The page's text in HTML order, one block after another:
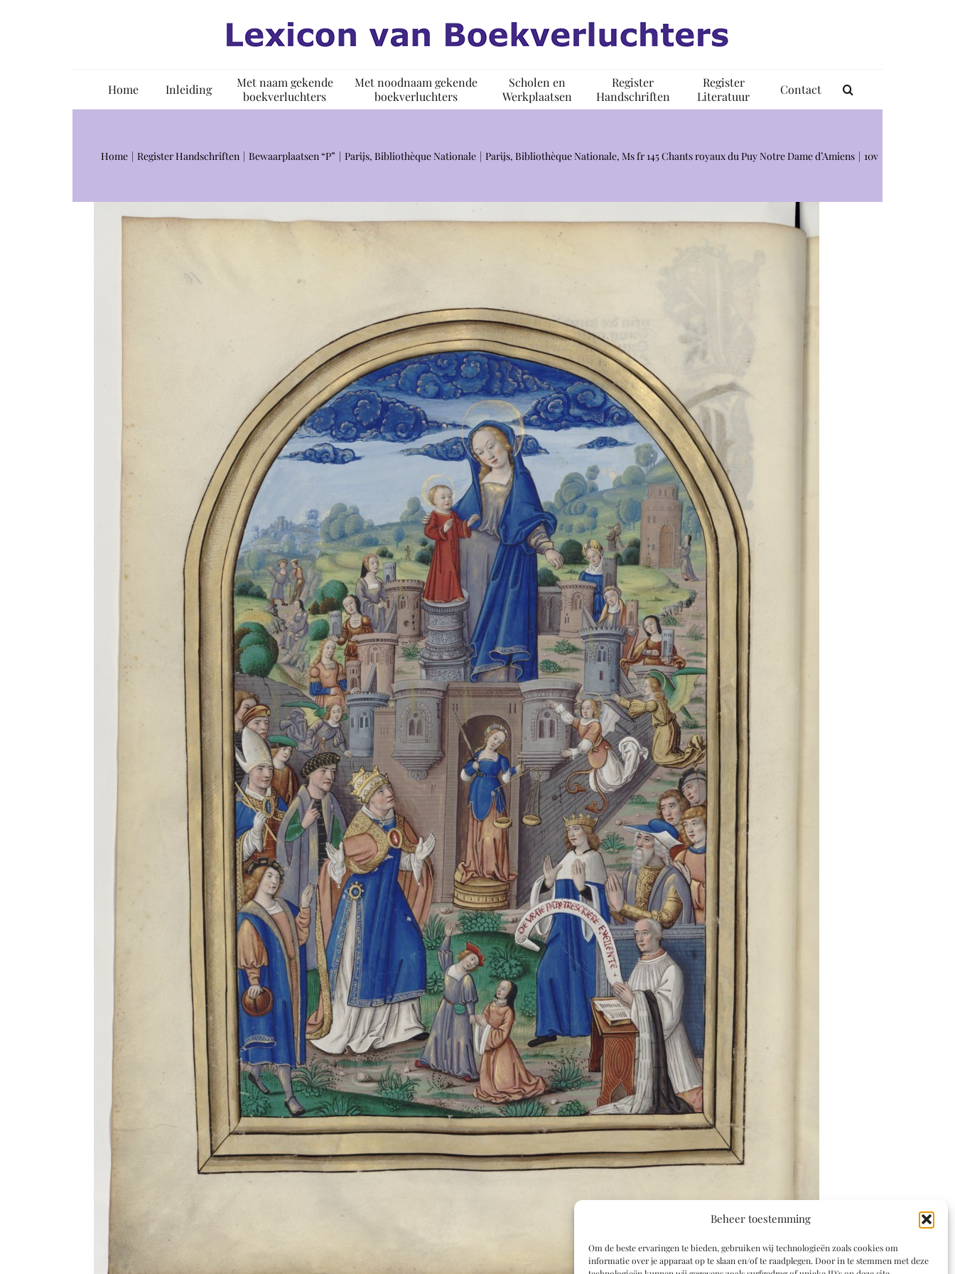
Beheer toestemming
Om de beste ervaringen te bieden, gebruiken wij technologieën zoals cookies om
informatie over je apparaat op te slaan en/of te raadplegen. Door in te stemmen met deze
Home Inleiding
Met naam gekende
boekverluchters
Met noodnaam gekende
boekverluchters
Scholen en
Werkplaatsen
Register
Handschriften
Register
Literatuur
Contact
Home Register Handschriften Bewaarplaatsen “P” Parijs, Bibliothèque Nationale Parijs, Bibliothèque Nationale, Ms fr 145 Chants royaux du Puy Notre Dame d’Amiens 10v